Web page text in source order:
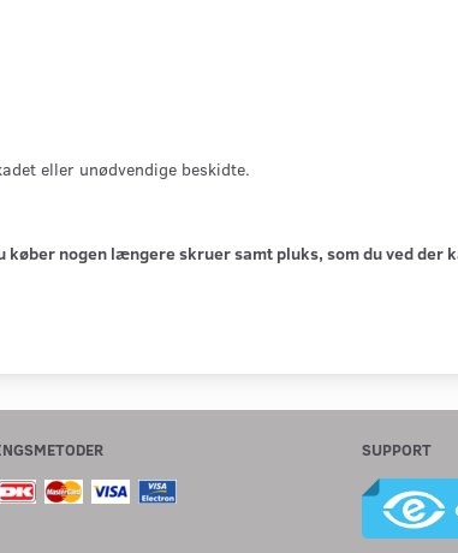
eller unødvendige beskidte.
nogen længere skruer samt pluks, som du ved der
SUPPORT